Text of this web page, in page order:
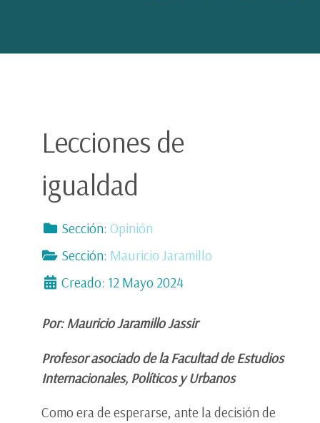
Lecciones de
igualdad
Sección: Opinión
Sección: Mauricio Jaramillo
Creado: 12 Mayo 2024
Por: Mauricio Jaramillo Jassir
Profesor asociado de la Facultad de Estudios
Internacionales, Políticos y Urbanos
Como era de esperarse, ante la decisión de